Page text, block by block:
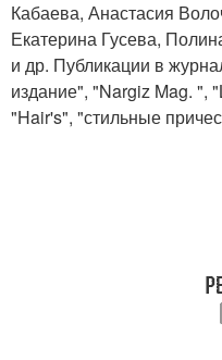
Кабаева, Анастасия
Екатерина Гусева,
и др. Публикации в
издание", "Nargiz Mag. ",
"Hair's", "стильные